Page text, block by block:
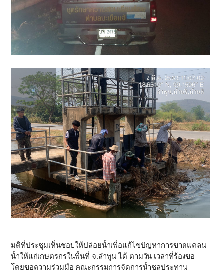
มติที่ประชุมเห็นชอบให้ปล่อยน้ำเพื่อแก้ไขปัญหาการขาดแคลน
น้ำให้แก่เกษตรกรในพื้นที่ จ.ลำพูน ได้ ตามวัน เวลาที่ร้องขอ
โดยขอความร่วมมือ คณะกรรมการจัดการน้ำชลประทาน